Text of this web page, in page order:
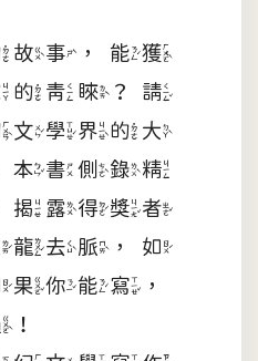
事，能獲
的青睞？請
文學界的大
本書側錄精
揭露得獎者
龍去脈，如
果你能寫，
！